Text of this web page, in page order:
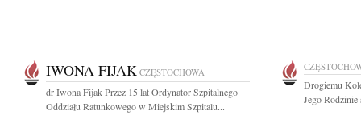
IWONA FIJAK CZĘSTOCHOWA
dr Iwona Fijak Przez 15 lat Ordynator Szpitalnego
Oddziału Ratunkowego w Miejskim Szpitalu...
Drogiemu
Jego Rodzinie